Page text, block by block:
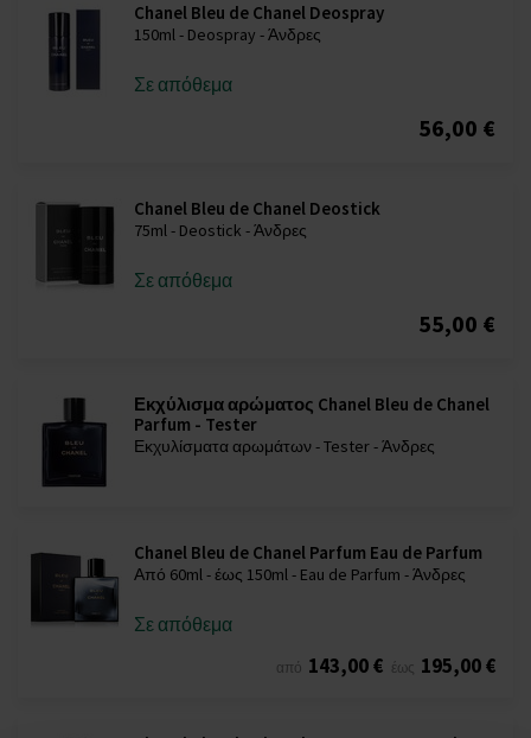
Chanel Bleu de Chanel Deospray
150ml - Deospray - Άνδρες
Σε απόθεμα
56,00 €
Chanel Bleu de Chanel Deostick
75ml - Deostick - Άνδρες
Σε απόθεμα
55,00 €
Εκχύλισμα αρώματος Chanel Bleu de Chanel
Parfum - Tester
Εκχυλίσματα αρωμάτων - Tester - Άνδρες
Chanel Bleu de Chanel Parfum Eau de Parfum
Από 60ml - έως 150ml - Eau de Parfum - Άνδρες
Σε απόθεμα
από 143,00 € έως 195,00 €